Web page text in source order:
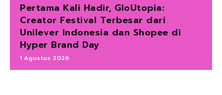
Pertama Kali Hadir, GloUtopia:
Creator Festival Terbesar dari
Unilever Indonesia dan Shopee di
Hyper Brand Day
1 Agustus 2026